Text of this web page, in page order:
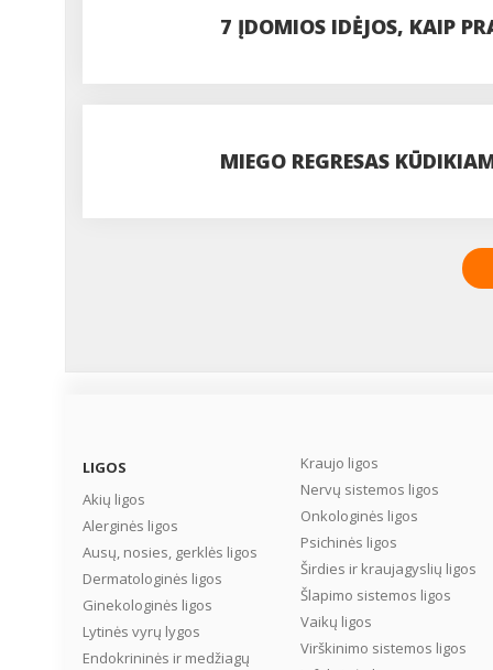
7 ĮDOMIOS IDĖJOS, KAIP
MIEGO REGRESAS
SUSIDOROTI SU POKYČIAIS?
LIGOS
Akių ligos
Alerginės ligos
Ausų, nosies, gerklės ligos
Dermatologinės ligos
Ginekologinės ligos
Lytinės vyrų lygos
Endokrininės ir medžiagų
Kraujo ligos
Nervų sistemos ligos
Onkologinės ligos
Psichinės ligos
Širdies ir kraujagyslių ligos
Šlapimo sistemos ligos
Vaikų ligos
Virškinimo sistemos ligos